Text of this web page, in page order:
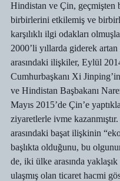
Hindistan ve Çin, geçmişten
birbirlerini etkilemiş ve
karşılıklı ilgi odakları
2000’li yıllarda giderek
arasındaki ilişkiler, Eylül
Cumhurbaşkanı Xi
ve Hindistan Başbakanı
Mayıs 2015’de Çin’e
ziyaretlerle ivme
arasındaki başat ilişkinin
başlıkta olduğunu, bu
de, iki ülke arasında
ulaşmış olan ticaret hacmi